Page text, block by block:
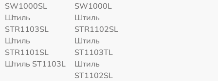
SW1000SL
SW1000L
Штиль
STR1103SL
Штиль
STR1102SL
Штиль
STR1101SL
Штиль
ST1103TL
Штиль ST1103L
Штиль
ST1102SL